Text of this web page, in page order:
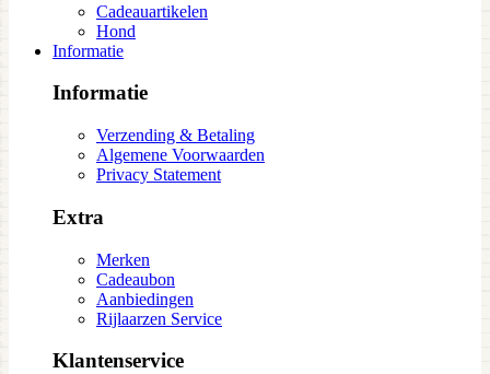
Cadeauartikelen
Hond
Informatie
Informatie
Verzending & Betaling
Algemene Voorwaarden
Privacy Statement
Extra
Merken
Cadeaubon
Aanbiedingen
Rijlaarzen Service
Klantenservice